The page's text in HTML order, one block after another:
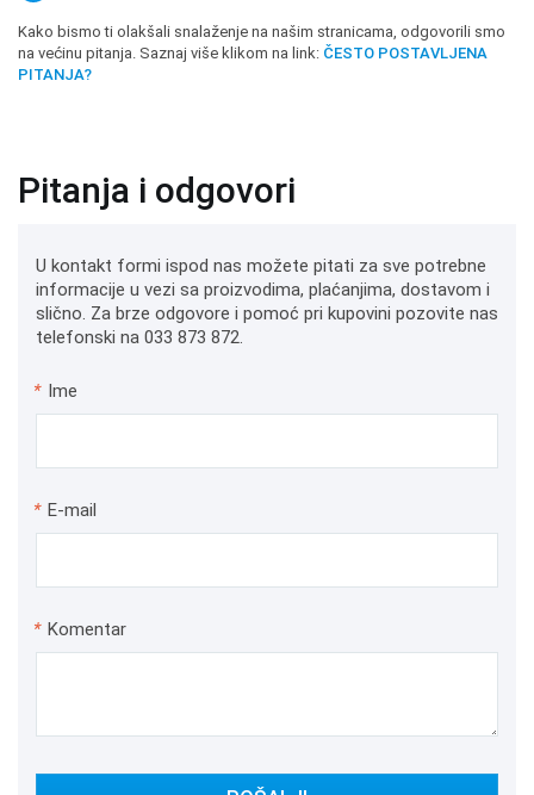
Kako bismo ti olakšali snalaženje na našim stranicama, odgovorili smo
na većinu pitanja. Saznaj više klikom na link: ČESTO POSTAVLJENA
PITANJA?
Pitanja i odgovori
U kontakt formi ispod nas možete pitati za sve potrebne
informacije u vezi sa proizvodima, plaćanjima, dostavom i
slično. Za brze odgovore i pomoć pri kupovini pozovite nas
telefonski na 033 873 872.
* Ime
* E-mail
* Komentar